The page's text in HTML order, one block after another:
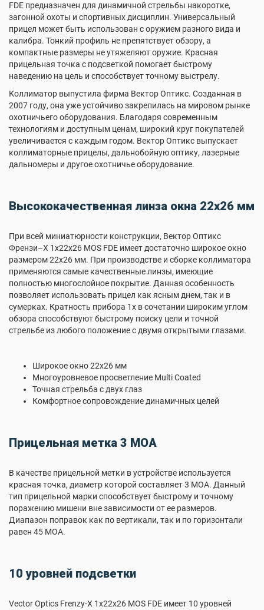
FDE предназначен для динамичной стрельбы накоротке,
загонной охоты и спортивных дисциплин. Универсальный
прицел может быть использован с оружием разного вида и
калибра. Тонкий профиль не препятствует обзору, а
компактные размеры не утяжеляют оружие. Красная
прицельная точка с подсветкой помогает быстрому
наведению на цель и способствует точному выстрелу.
Коллиматор выпустила фирма Вектор Оптикс. Созданная в
2007 году, она уже устойчиво закрепилась на мировом рынке
охотничьего оборудования. Благодаря современным
технологиям и доступным ценам, широкий круг покупателей
увеличивается с каждым годом. Вектор Оптикс выпускает
коллиматорные прицелы, дальнобойную оптику, лазерные
дальномеры и другое охотничье оборудование.
Высококачественная линза окна 22х26 мм
При всей миниатюрности конструкции, Вектор Оптикс
Френзи–X 1x22x26 MOS FDE имеет достаточно широкое окно
размером 22х26 мм. При производстве и сборке коллиматора
применяются самые качественные линзы, имеющие
полностью многослойное покрытие. Данная особенность
позволяет использовать прицел как ясным днем, так и в
сумерках. Кратность прибора 1х в сочетании широким углом
обзора способствуют быстрому поиску цели и точной
стрельбе из любого положение с двумя открытыми глазами.
Широкое окно 22х26 мм
Многоуровневое просветление Multi Coated
Точная стрельба с двух глаз
Комфортное сопровождение динамичных целей
Прицельная метка 3 МОА
В качестве прицельной метки в устройстве используется
красная точка, диаметр которой составляет 3 МОА. Данный
тип прицельной марки способствует быстрому и точному
поражению мишени вне зависимости от ее размеров.
Диапазон поправок как по вертикали, так и по горизонтали
равен 45 МОА.
10 уровней подсветки
Vector Optics Frenzy-X 1x22x26 MOS FDE имеет 10 уровней